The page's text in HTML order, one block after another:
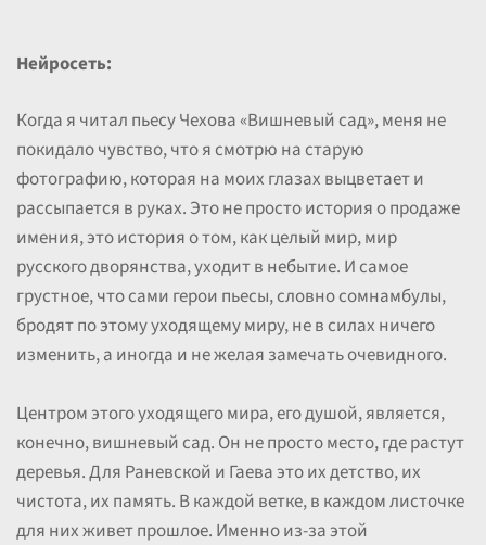
Нейросеть:
Когда я читал пьесу Чехова «Вишневый сад», меня не
покидало чувство, что я смотрю на старую
фотографию, которая на моих глазах выцветает и
рассыпается в руках. Это не просто история о продаже
имения, это история о том, как целый мир, мир
русского дворянства, уходит в небытие. И самое
грустное, что сами герои пьесы, словно сомнамбулы,
бродят по этому уходящему миру, не в силах ничего
изменить, а иногда и не желая замечать очевидного.
Центром этого уходящего мира, его душой, является,
конечно, вишневый сад. Он не просто место, где растут
деревья. Для Раневской и Гаева это их детство, их
чистота, их память. В каждой ветке, в каждом листочке
для них живет прошлое. Именно из-за этой